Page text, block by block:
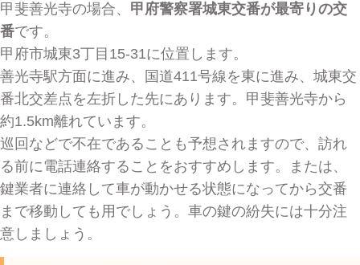
甲斐善光寺の場合、 甲府警察署城東交番が最寄りの交
番です。
甲府市城東3丁目15-31に位置します。
善光寺駅方面に進み、国道411号線を東に進み、城東交
番北交差点を左折した先にあります。甲斐善光寺から
約1.5km離れています。
巡回などで不在であることも予想されますので、訪れ
る前に電話連絡することをおすすめします。または、
鍵業者に連絡して車が動かせる状態になってから交番
まで移動しても用でしょう。車の鍵の紛失には十分注
意しましょう。